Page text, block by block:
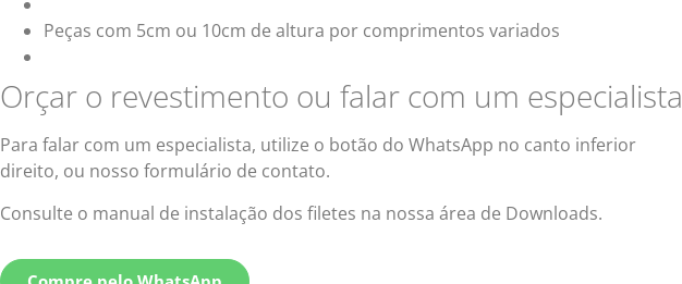
Peças com 5cm ou 10cm de altura por comprimentos variados
Orçar o revestimento ou falar com um especialista
Para falar com um especialista, utilize o botão do WhatsApp no canto inferior
direito, ou nosso formulário de contato.
Consulte o manual de instalação dos filetes na nossa área de Downloads.